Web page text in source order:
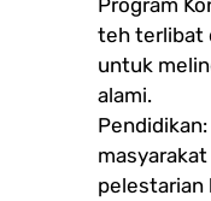
teh terlibat
untuk
alami.
pelestarian